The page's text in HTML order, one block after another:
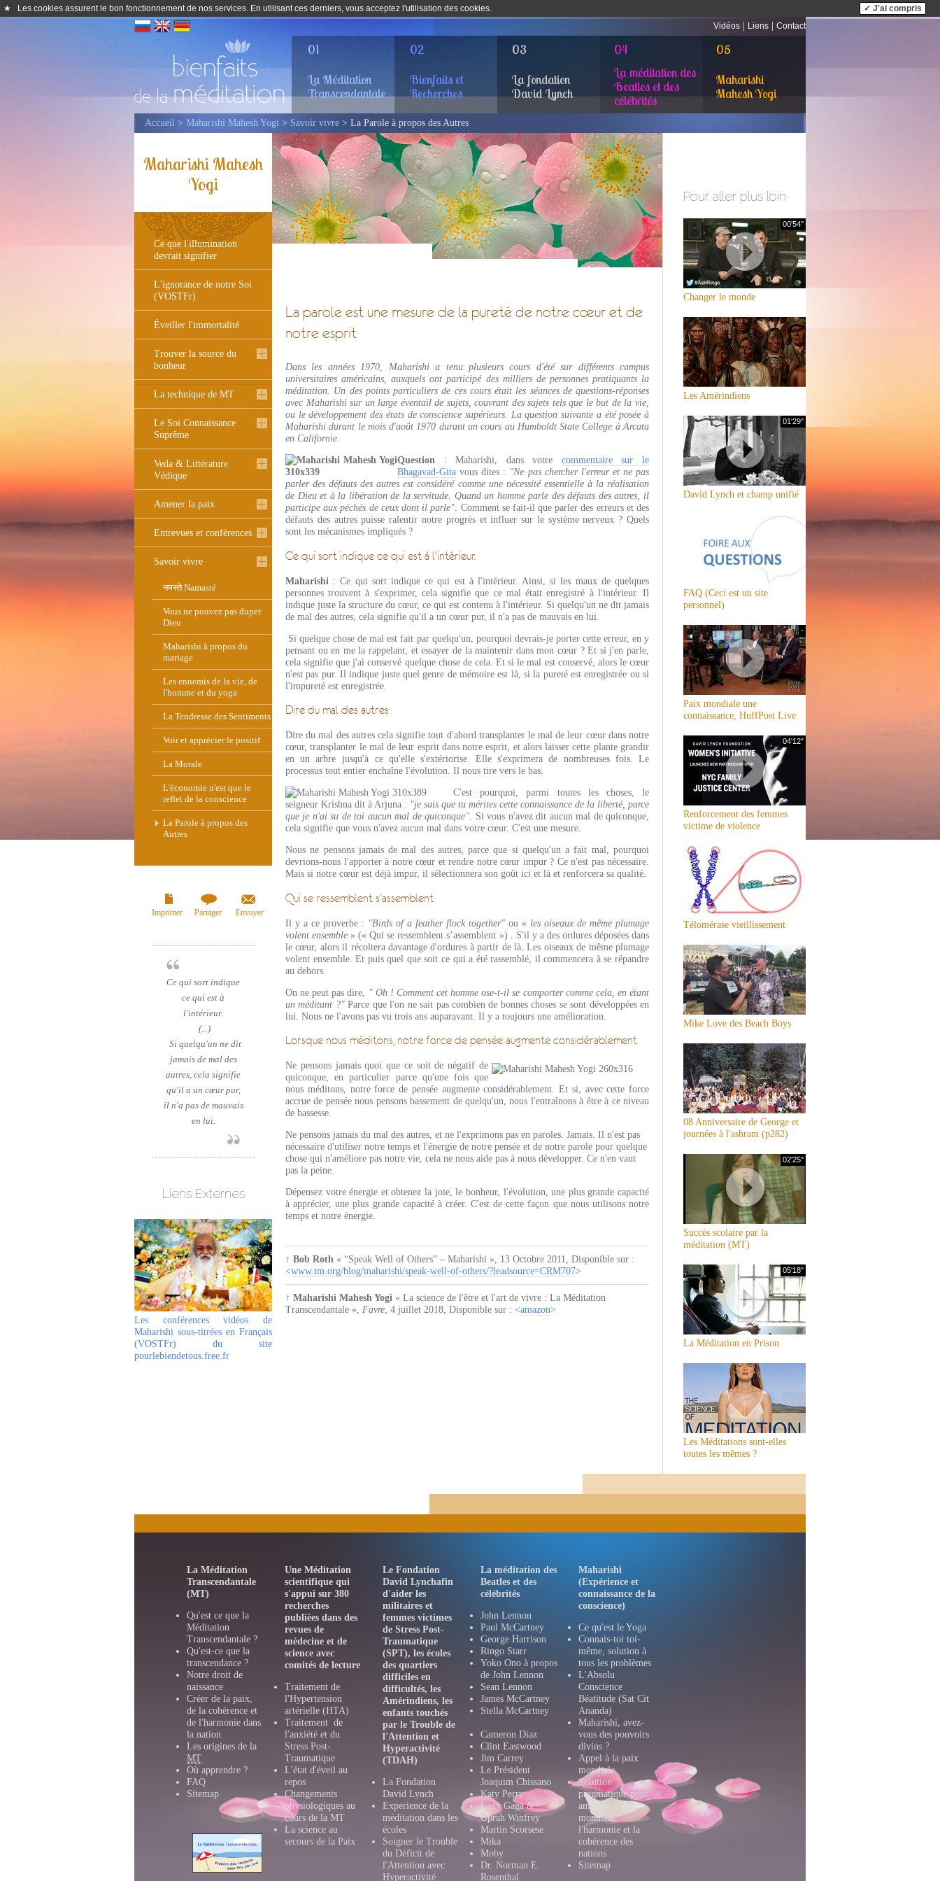
★ Les cookies assurent le bon fonctionnement de nos services. En utilisant ces derniers, vous acceptez l'utilisation des cookies.
✓ J'ai compris
Vidéos
Liens Contact
01
La Méditation
Transcendantale
02
Bienfaits et
Recherches
03
La fondation
David Lynch
04
La méditation des
Beatles et des
célébrités
05
Maharishi
Mahesh Yogi
Accueil > Maharishi Mahesh Yogi > Savoir vivre > La Parole à propos des Autres
Maharishi Mahesh
Yogi
Ce que l'illumination
devrait signifier
L'ignorance de notre Soi
(VOSTFr)
Éveiller l'immortalité
Trouver la source du
bonheur
La technique de MT
Le Soi Connaissance
Suprême
Veda & Littérature
Védique
Amener la paix
Entrevues et conférences
Savoir vivre
नमस्ते Namasté
Vous ne pouvez pas duper
Dieu
Maharishi à propos du
mariage
Les ennemis de la vie, de
l'homme et du yoga
La Tendresse des Sentiments
Voir et apprécier le positif
La Morale
L'économie n'est que le
reflet de la conscience
La Parole à propos des
Autres
Imprimer Partager Envoyer
Ce qui sort indique
ce qui est à
l'intérieur.
(...)
Si quelqu'un ne dit
jamais de mal des
autres, cela signifie
qu'il a un cœur pur,
il n'a pas de mauvais
en lui.
Liens Externes
Les conférences vidéos de
Maharishi sous-titrées en Français
(VOSTFr) du site
pourlebiendetous.free.fr
La parole est une mesure de la pureté de notre cœur et de
notre esprit
Dans les années 1970, Maharishi a tenu plusieurs cours d'été sur différents campus
universitaires américains, auxquels ont participé des milliers de personnes pratiquants la
méditation. Un des points particuliers de ces cours était les séances de questions-réponses
avec Maharishi sur un large éventail de sujets, couvrant des sujets tels que le but de la vie,
ou le développement des états de conscience supérieurs. La question suivante a été posée à
Maharishi durant le mois d'août 1970 durant un cours au Humboldt State College à Arcata
en Californie.
Question : Maharishi, dans votre commentaire sur le
Bhagavad-Gita vous dites : "Ne pas chercher l'erreur et ne pas
parler des défauts des autres est considéré comme une nécessité essentielle à la réalisation
de Dieu et à la libération de la servitude. Quand un homme parle des défauts des autres, il
participe aux péchés de ceux dont il parle". Comment se fait-il que parler des erreurs et des
défauts des autres puisse ralentir notre progrès et influer sur le système nerveux ? Quels
sont les mécanismes impliqués ?
Ce qui sort indique ce qui est à l'intérieur.
Maharishi : Ce qui sort indique ce qui est à l'intérieur. Ainsi, si les maux de quelques
personnes trouvent à s'exprimer, cela signifie que ce mal était enregistré à l'intérieur. Il
indique juste la structure du cœur, ce qui est contenu à l'intérieur. Si quelqu'un ne dit jamais
de mal des autres, cela signifie qu'il a un cœur pur, il n'a pas de mauvais en lui.
Si quelque chose de mal est fait par quelqu'un, pourquoi devrais-je porter cette erreur, en y
pensant ou en me la rappelant, et essayer de la maintenir dans mon cœur ? Et si j'en parle,
cela signifie que j'ai conservé quelque chose de cela. Et si le mal est conservé, alors le cœur
n'est pas pur. Il indique juste quel genre de mémoire est là, si la pureté est enregistrée ou si
l'impureté est enregistrée.
Dire du mal des autres
Dire du mal des autres cela signifie tout d'abord transplanter le mal de leur cœur dans notre
cœur, transplanter le mal de leur esprit dans notre esprit, et alors laisser cette plante grandir
en un arbre jusqu'à ce qu'elle s'extériorise. Elle s'exprimera de nombreuses fois. Le
processus tout entier enchaîne l'évolution. Il nous tire vers le bas.
C'est pourquoi, parmi toutes les choses, le
seigneur Krishna dit à Arjuna : "je sais que tu mérites cette connaissance de la liberté, parce
que je n'ai su de toi aucun mal de quiconque". Si vous n'avez dit aucun mal de quiconque,
cela signifie que vous n'avez aucun mal dans votre cœur. C'est une mesure.
Nous ne pensons jamais de mal des autres, parce que si quelqu'un a fait mal, pourquoi
devrions-nous l'apporter à notre cœur et rendre notre cœur impur ? Ce n'est pas nécessaire.
Mais si notre cœur est déjà impur, il sélectionnera son goût ici et là et renforcera sa qualité.
Qui se ressemblent s'assemblent
Il y a ce proverbe : "Birds of a feather flock together" ou « les oiseaux de même plumage
volent ensemble » (« Qui se ressemblent s’assemblent ») . S'il y a des ordures déposées dans
le cœur, alors il récoltera davantage d'ordures à partir de là. Les oiseaux de même plumage
volent ensemble. Et puis quel que soit ce qui a été rassemblé, il commencera à se répandre
au dehors.
On ne peut pas dire, " Oh ! Comment cet homme ose-t-il se comporter comme cela, en étant
un méditant ?"Parce que l'on ne sait pas combien de bonnes choses se sont développées en
lui. Nous ne l'avons pas vu trois ans auparavant. Il y a toujours une amélioration.
Lorsque nous méditons, notre force de pensée augmente considérablement
Ne pensons jamais quoi que ce soit de négatif de
quiconque, en particulier parce qu'une fois que
nous méditons, notre force de pensée augmente considérablement. Et si, avec cette force
accrue de pensée nous pensons bassement de quelqu'un, nous l'entraînons à être à ce niveau
de bassesse.
Ne pensons jamais du mal des autres, et ne l'exprimons pas en paroles. Jamais. Il n'est pas
nécessaire d'utiliser notre temps et l'énergie de notre pensée et de notre parole pour quelque
chose qui n'améliore pas notre vie, cela ne nous aide pas à nous développer. Ce n'en vaut
pas la peine.
Dépensez votre énergie et obtenez la joie, le bonheur, l'évolution, une plus grande capacité
à apprécier, une plus grande capacité à créer. C'est de cette façon que nous utilisons notre
temps et notre énergie.
↑ Bob Roth « “Speak Well of Others” – Maharishi », 13 Octobre 2011, Disponible sur :
<www.tm.org/blog/maharishi/speak-well-of-others/?leadsource=CRM707>
↑ Maharishi Mahesh Yogi « La science de l'être et l'art de vivre : La Méditation
Transcendantale », Favre, 4 juillet 2018, Disponible sur : <amazon>
Pour aller plus loin
Changer le monde
00'54''
Les Amérindiens
David Lynch et champ unifié
01'29"
FAQ (Ceci est un site
personnel)
Paix mondiale une
connaissance, HuffPost Live
-
Renforcement des femmes
victime de violence
04'12"
Télomérase vieillissement
Mike Love des Beach Boys
08 Anniversaire de George et
journées à l'ashram (p282)
Succès scolaire par la
méditation (MT)
02'25"
La Méditation en Prison
05'18"
Les Méditations sont-elles
toutes les mêmes ?
La Méditation
Transcendantale
(MT)
Qu'est ce que la
Méditation
Transcendantale ?
Qu'est-ce que la
transcendance ?
Notre droit de
naissance
Créer de la paix,
de la cohérence et
de l'harmonie dans
la nation
Les origines de la
MT
Où apprendre ?
FAQ
Sitemap
Une Méditation
scientifique qui
s'appui sur 380
recherches
publièes dans des
revues de
médecine et de
science avec
comités de lecture
Traitement de
l'Hypertension
artérielle (HTA)
Traitement de
l'anxiété et du
Stress Post-
Traumatique
L'état d'éveil au
repos
Changements
physiologiques au
cours de la MT
La science au
secours de la Paix
Le Fondation
David Lynchafin
d'aider les
militaires et
femmes victimes
de Stress Post-
Traumatique
(SPT), les écoles
des quartiers
difficiles en
difficultés, les
Amérindiens, les
enfants touchés
par le Trouble de
l'Attention et
Hyperactivité
(TDAH)
La Fondation
David Lynch
Experience de la
méditation dans les
écoles
Soigner le Trouble
du Déficit de
l'Attention avec
Hyperactivité
La méditation des
Beatles et des
célébrités
John Lennon
Paul McCartney
George Harrison
Ringo Starr
Yoko Ono à propos
de John Lennon
Sean Lennon
James McCartney
Stella McCartney
Cameron Diaz
Clint Eastwood
Jim Carrey
Le Président
Joaquim Chissano
Katy Perry
Lady Gaga &
Oprah Winfrey
Martin Scorsese
Mika
Moby
Dr. Norman E.
Rosenthal
Maharishi
(Expérience et
connaissance de la
conscience)
Ce qu'est le Yoga
Connais-toi toi-
même, solution à
tous les problèmes
L'Absolu
Conscience
Béatitude (Sat Cit
Ananda)
Maharishi, avez-
vous des pouvoirs
divins ?
Appel à la paix
mondiale
Solution
pragmatique pour
amener la paix
mondiale,
l'harmonie et la
cohérence des
nations
Sitemap